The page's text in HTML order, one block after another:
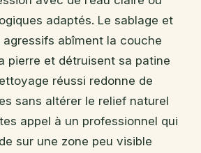
adaptés. Le sablage et
agressifs abîment la couche
pierre et détruisent sa patine
réussi redonne de
sans altérer le relief naturel
appel à un professionnel qui
sur une zone peu visible